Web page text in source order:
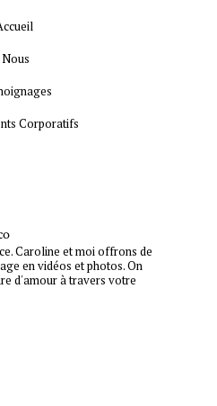
Nous
Corporatifs
Caroline et moi offrons de
en vidéos et photos. On
d'amour à travers votre